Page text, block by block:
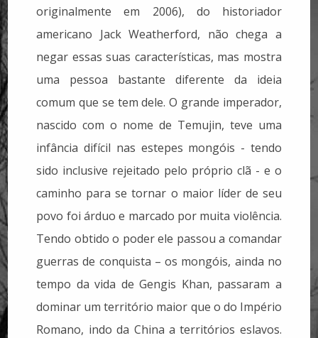
originalmente em 2006), do historiador
americano Jack Weatherford, não chega a
negar essas suas características, mas mostra
uma pessoa bastante diferente da ideia
comum que se tem dele. O grande imperador,
nascido com o nome de Temujin, teve uma
infância difícil nas estepes mongóis - tendo
sido inclusive rejeitado pelo próprio clã - e o
caminho para se tornar o maior líder de seu
povo foi árduo e marcado por muita violência.
Tendo obtido o poder ele passou a comandar
guerras de conquista – os mongóis, ainda no
tempo da vida de Gengis Khan, passaram a
dominar um território maior que o do Império
Romano, indo da China a territórios eslavos.